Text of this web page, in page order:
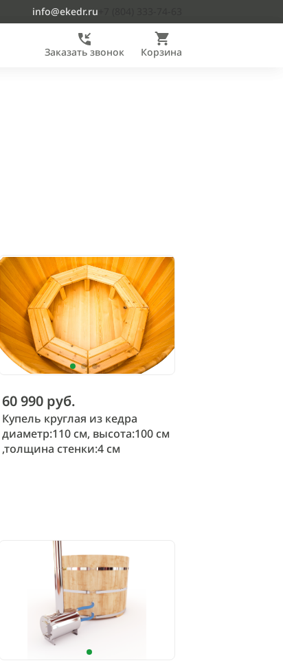
info@ekedr.ru
Заказать звонок Корзина
60 990 руб.
Купель круглая из кедра
диаметр:110 см, высота:100 см
,толщина стенки:4 см